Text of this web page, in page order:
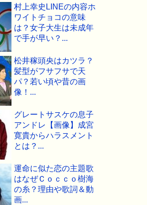
村上幸史LINEの内容ホ
ワイトチョコの意味
は？女子大生は未成年
で手が早い？...
松井稼頭央はカツラ？
髪型がフサフサで天
パ？若い頃や昔の画
像！...
グレートサスケの息子
アンドレ【画像】成宮
寛貴からハラスメント
とは？...
運命に似た恋の主題歌
はなぜＣｏｃｃｏ樹海
の糸？理由や歌詞＆動
画...